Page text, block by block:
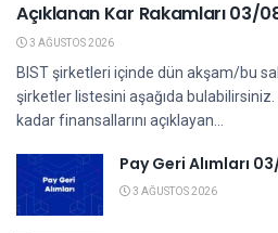
Açıklanan Kar Rakamları 03/
3 AĞUSTOS 2026
BIST şirketleri içinde dün akşam/bu
şirketler listesini aşağıda
kadar finansallarını açıklayan...
Pay Geri Alımları
3 AĞUSTOS 2026